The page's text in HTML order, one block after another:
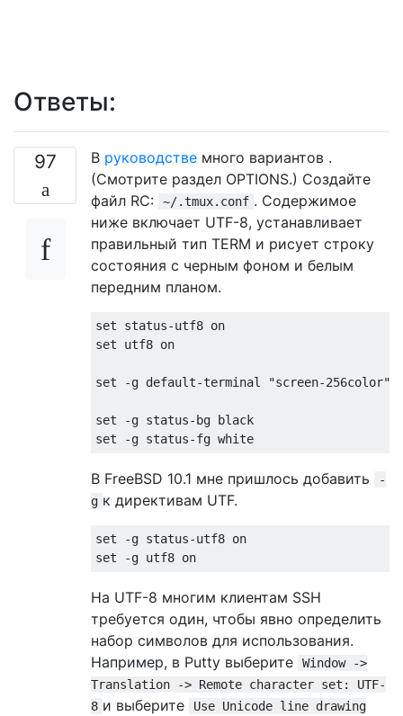
Ответы:
97 В руководстве много вариантов .
(Смотрите раздел OPTIONS.) Создайте
файл RC:
~/.tmux.conf . Содержимое
ниже включает UTF-8, устанавливает
правильный тип TERM и рисует строку
состояния с черным фоном и белым
передним планом.
set status-utf8 on
set utf8 on
set -g default-terminal "screen-256color"
set -g status-bg black
В FreeBSD 10.1 мне пришлось добавить
-
g к директивам UTF.
set -g status-utf8 on
На UTF-8 многим клиентам SSH
требуется один, чтобы явно определить
набор символов для использования.
Например, в Putty выберите
Window ->
Translation -> Remote character set: UTF-
8 и выберите
Use Unicode line drawing